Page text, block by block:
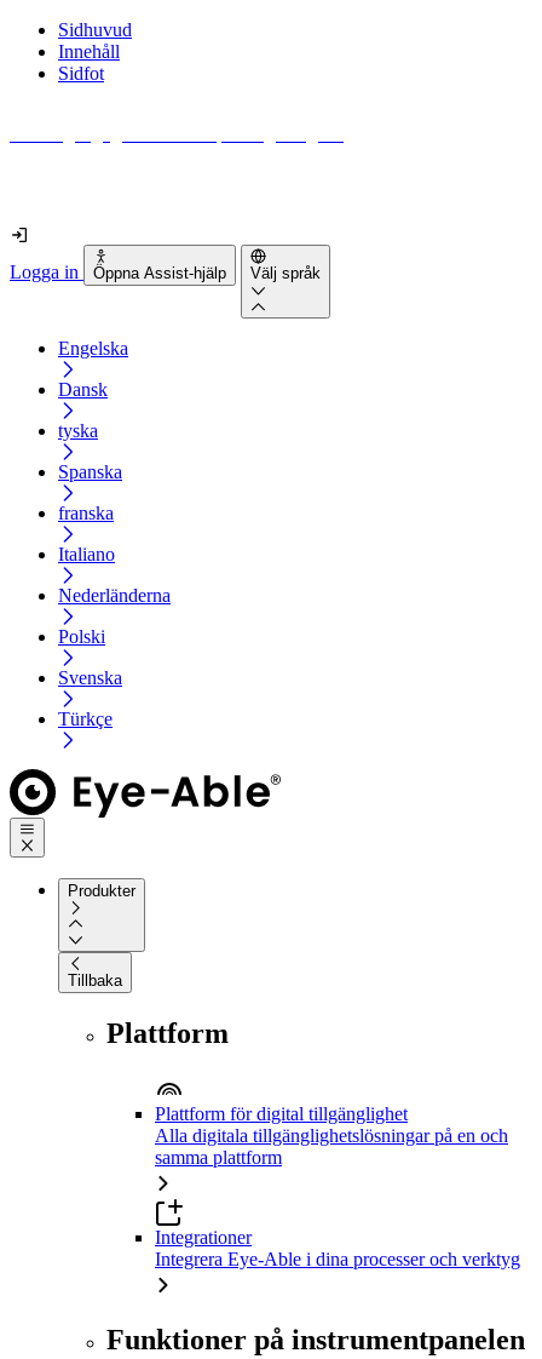
Sidhuvud
Innehåll
Sidfot
Logga in Öppna Assist-hjälp Välj språk
Engelska
Dansk
tyska
Spanska
franska
Italiano
Nederländerna
Polski
Svenska
Türkçe
Produkter
Tillbaka
Plattform
Plattform för digital tillgänglighet
Alla digitala tillgänglighetslösningar på en och
samma plattform
Integrationer
Integrera Eye-Able i dina processer och verktyg
Funktioner på instrumentpanelen